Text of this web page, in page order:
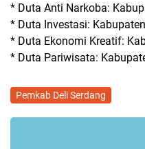
* Duta Anti Narkoba:
* Duta Investasi:
* Duta Ekonomi Kreatif:
* Duta Pariwisata:
Pemkab Deli Serdang